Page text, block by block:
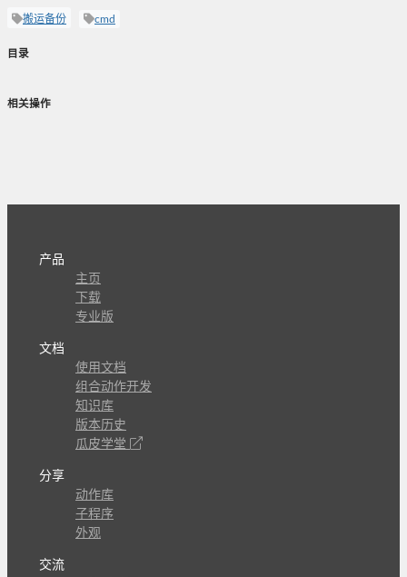
搬运备份 cmd
目录
相关操作
产品
主页
下载
专业版
文档
使用文档
组合动作开发
知识库
版本历史
瓜皮学堂
分享
动作库
子程序
外观
交流